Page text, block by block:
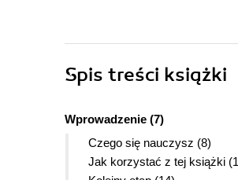
Spis treści książki
Wprowadzenie (7)
Czego się nauczysz (8)
Jak korzystać z tej książki